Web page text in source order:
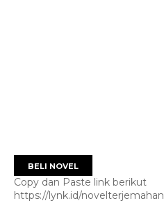
BELI NOVEL
Copy dan Paste link berikut
https://lynk.id/novelterjemahan